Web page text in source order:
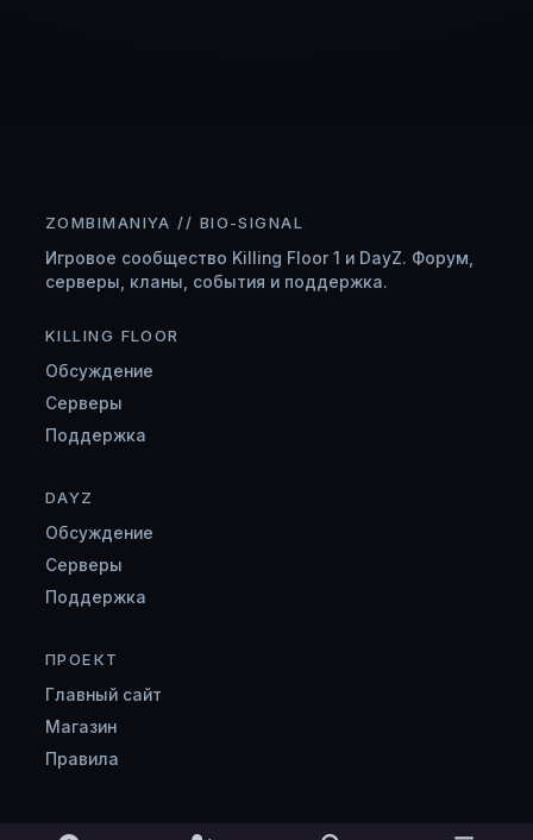
ZOMBIMANIYA // BIO-SIGNAL
Игровое сообщество Killing Floor 1 и DayZ. Форум,
серверы, кланы, события и поддержка.
KILLING FLOOR
Обсуждение
Серверы
Поддержка
DAYZ
Обсуждение
Серверы
Поддержка
ПРОЕКТ
Главный сайт
Магазин
Правила